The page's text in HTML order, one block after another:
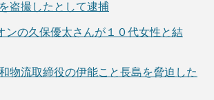
盗撮したとして逮捕
ンの久保優太さんが１０代女性と結
物流取締役の伊能こと長島を脅迫した